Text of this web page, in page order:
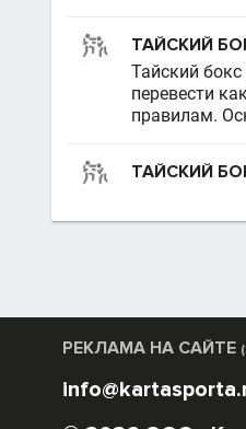
ТАЙСКИЙ
Тайский
перевести
правилам.
ТАЙСКИЙ
РЕКЛАМА НА САЙТЕ